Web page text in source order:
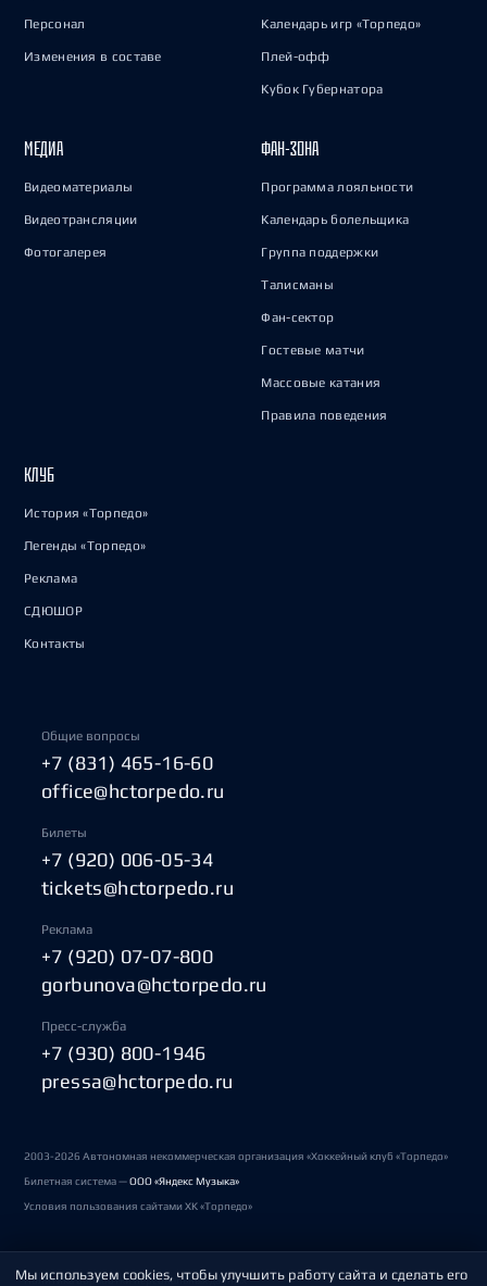
Персонал
Изменения в составе
Календарь игр «Торпедо»
Плей-офф
Кубок Губернатора
МЕДИА
Видеоматериалы
Видеотрансляции
Фотогалерея
ФАН-ЗОНА
Программа лояльности
Календарь болельщика
Группа поддержки
Талисманы
Фан-сектор
Гостевые матчи
Массовые катания
Правила поведения
КЛУБ
История «Торпедо»
Легенды «Торпедо»
Реклама
СДЮШОР
Контакты
Общие вопросы
+7 (831) 465-16-60
office@hctorpedo.ru
Билеты
+7 (920) 006-05-34
tickets@hctorpedo.ru
Реклама
+7 (920) 07-07-800
gorbunova@hctorpedo.ru
Пресс-служба
+7 (930) 800-1946
pressa@hctorpedo.ru
2003-2026 Автономная некоммерческая организация «Хоккейный клуб «Торпедо»
Билетная система —ООО «Яндекс Музыка»
Условия пользования сайтами ХК «Торпедо»
Политика обработки персональных данных
Мы используем cookies, чтобы улучшить работу сайта и сделать его